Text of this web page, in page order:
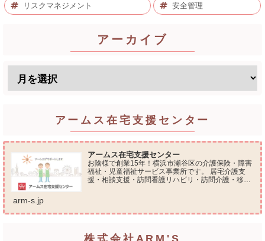
リスクマネジメント 安全管理
アーカイブ
アームス在宅支援センター
アームス在宅支援センター
お陰様で創業15年！横浜市瀬谷区の介護保険・障害
福祉・児童福祉サービス事業所です。 居宅介護支
援・相談支援・訪問看護リハビリ・訪問介護・移動
arm-s.jp